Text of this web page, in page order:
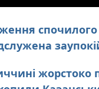
жорстоко